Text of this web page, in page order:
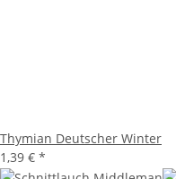
Thymian Deutscher Winter
1,39 € *